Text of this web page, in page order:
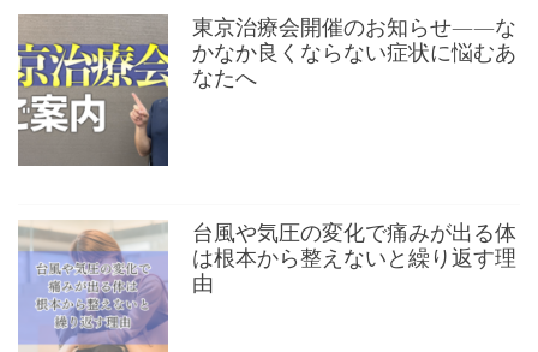
東京治療会開催のお知らせ——な
かなか良くならない症状に悩むあ
なたへ
台風や気圧の変化で痛みが出る体
は根本から整えないと繰り返す理
由